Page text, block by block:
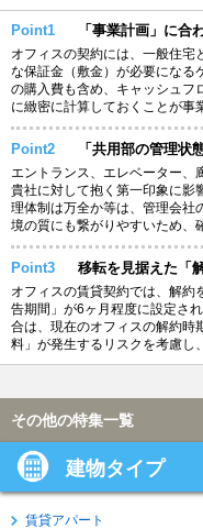
Point1 「事業計画」に合
オフィスの契約には、一般住宅
な保証金（敷金）が必要になる
の購入費も含め、キャッシュフ
に緻密に計算しておくことが事
Point2 「共用部の管理状
エントランス、エレベーター、
貴社に対して抱く第一印象に影
理体制は万全か等は、管理会社
境の質にも繋がりやすいため、
Point3 移転を見据えた「
オフィスの賃貸契約では、解約
告期間」が6ヶ月程度に設定さ
合は、現在のオフィスの解約時
料」が発生するリスクを考慮し
その他の特集一覧
建物タイプ
賃貸アパート